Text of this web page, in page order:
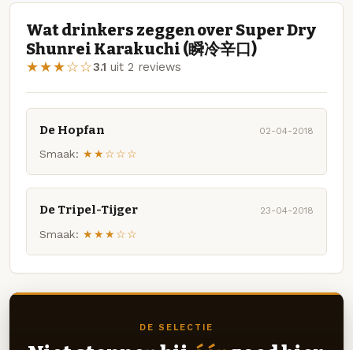
Wat drinkers zeggen over Super Dry
Shunrei Karakuchi (瞬冷辛口)
★★★☆☆3.1 uit 2 reviews
De Hopfan 02-04-2018
Smaak: ★★☆☆☆
De Tripel-Tijger 23-04-2018
Smaak: ★★★☆☆
DE SELECTIE